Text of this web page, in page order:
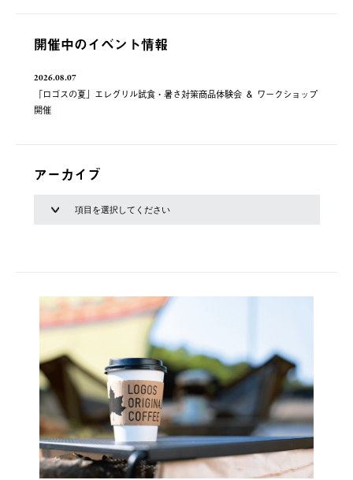
開催中のイベント情報
2026.08.07
「ロゴスの夏」エレグリル試食・暑さ対策商品体験会 ＆ ワークショップ
開催
アーカイブ